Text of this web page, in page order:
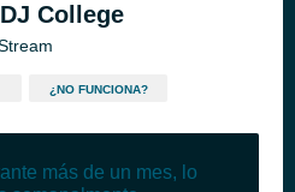
College
¿NO FUNCIONA?
más de un mes, lo